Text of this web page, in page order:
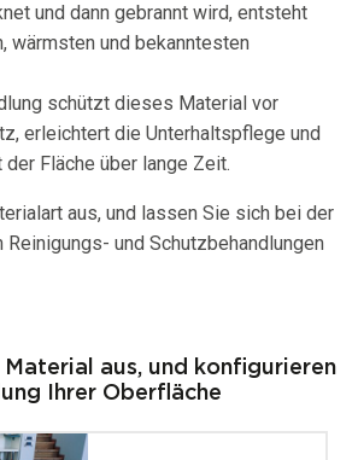
und dann gebrannt wird, entsteht
wärmsten und bekanntesten
schützt dieses Material vor
erleichtert die Unterhaltspflege und
Fläche über lange Zeit.
aus, und lassen Sie sich bei der
und Schutzbehandlungen
Material aus, und konfigurieren
Ihrer Oberfläche